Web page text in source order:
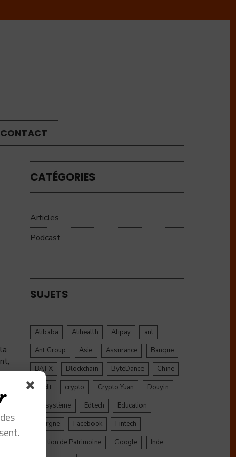
CONTACT
CATÉGORIES
Articles
Podcast
SUJETS
Alibaba Alihealth Alipay
ant
Ant Group
Asie Assurance
Banque
BATX
Blockchain ByteDance
Chine
credit
crypto Crypto Yuan
Douyin
Ecosystème
Edtech
Education
Epargne
Facebook
Fintech
Gestion de Patrimoine
Google
Inde